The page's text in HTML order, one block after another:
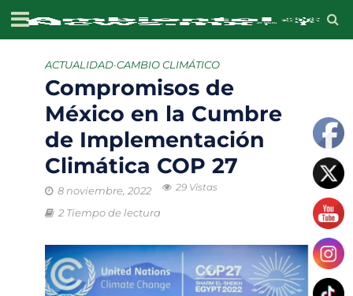
ACTUALIDAD•CAMBIO CLIMÁTICO
Compromisos de
México en la Cumbre
de Implementación
Climática COP 27
8 noviembre, 2022 29 Vistas
2 Tiempo de lectura